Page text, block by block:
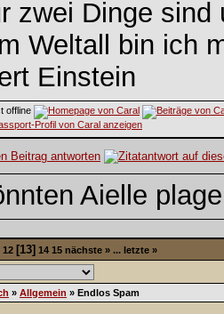
zwei Dinge
Weltall bin ich
Einstein
Aielle
12 [13] 14 15 nächste » ... letzte »
» Allgemein » Endlos Spam